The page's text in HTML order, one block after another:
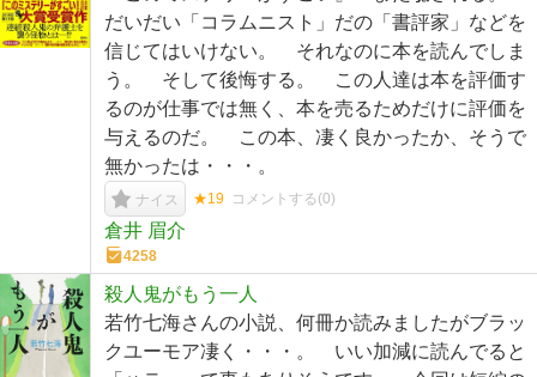
だいだい「コラムニスト」だの「書評家」などを
信じてはいけない。 それなのに本を読んでしま
う。 そして後悔する。 この人達は本を評価す
るのが仕事では無く、本を売るためだけに評価を
与えるのだ。 この本、凄く良かったか、そうで
無かったは・・・。
ナイス ★19 コメントする(0)
倉井 眉介
4258
殺人鬼がもう一人
若竹七海さんの小説、何冊か読みましたがブラッ
クユーモア凄く・・・。 いい加減に読んでると